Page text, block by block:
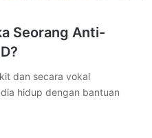
Seorang Anti-
dan secara vokal
hidup dengan bantuan